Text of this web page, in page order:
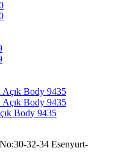
Body 9435
32-34 Esenyurt-